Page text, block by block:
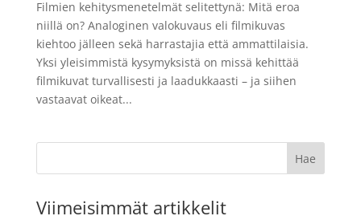
Filmien kehitysmenetelmät selitettynä: Mitä eroa
niillä on? Analoginen valokuvaus eli filmikuvas
kiehtoo jälleen sekä harrastajia että ammattilaisia.
Yksi yleisimmistä kysymyksistä on missä kehittää
filmikuvat turvallisesti ja laadukkaasti – ja siihen
vastaavat oikeat...
Viimeisimmät artikkelit